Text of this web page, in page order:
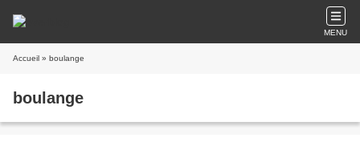
MENU
Accueil » boulange
boulange